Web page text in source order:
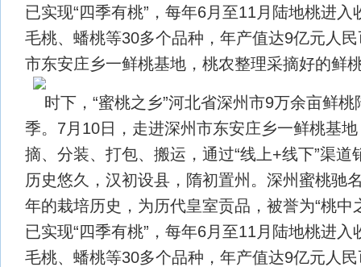
已实现“四季有桃”，每年6月至11月陆地桃进
毛桃、蟠桃等30多个品种，年产值达9亿元人
市东安庄乡一鲜桃基地，桃农整理采摘好的鲜
时下，“蜜桃之乡”河北省深州市9万余亩鲜
季。7月10日，走进深州市东安庄乡一鲜桃基
摘、分装、打包、搬运，通过“线上+线下”渠道
历史悠久，汉初设县，隋初置州。深州蜜桃驰
年的栽培历史，为历代皇室贡品，被誉为“桃中
已实现“四季有桃”，每年6月至11月陆地桃进
毛桃、蟠桃等30多个品种，年产值达9亿元人